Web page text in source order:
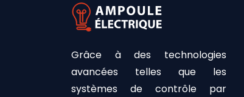
Grâce à des technologies
avancées telles que les
systèmes de contrôle par